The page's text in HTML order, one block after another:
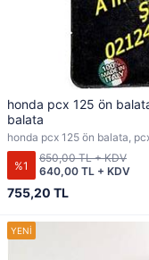
honda pcx 125 ön
balata
honda pcx 125 ön balata,
%1
755,20 TL
640,00 TL + KDV
650,00 TL + KDV